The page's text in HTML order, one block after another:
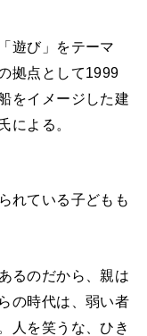
遊び」をテーマ
拠点として1999
をイメージした建
による。
れている子どもも
るのだから、親は
の時代は、弱い者
人を笑うな、ひき